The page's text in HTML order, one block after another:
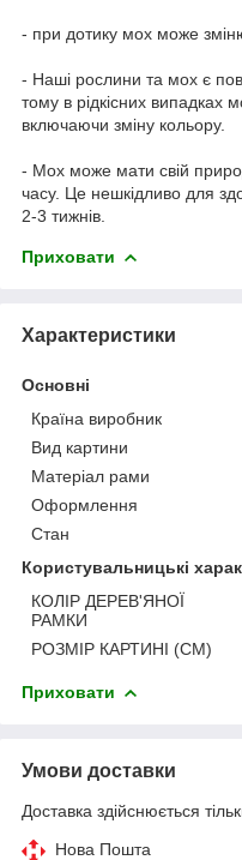
- при дотику мох може
- Наші рослини та мох є
тому в рідкісних випадках
включаючи зміну кольору.
- Мох може мати свій
часу. Це нешкідливо для
2-3 тижнів.
Приховати
Характеристики
Основні
Країна виробник
Вид картини
Матеріал рами
Оформлення
Стан
Користувальницькі
КОЛІР ДЕРЕВ'ЯНОЇ
РАМКИ
РОЗМІР КАРТИНІ (СМ)
Приховати
Умови доставки
Доставка здійснюється
Нова Пошта